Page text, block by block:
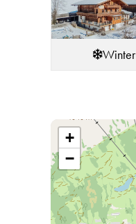
Winter
+
−